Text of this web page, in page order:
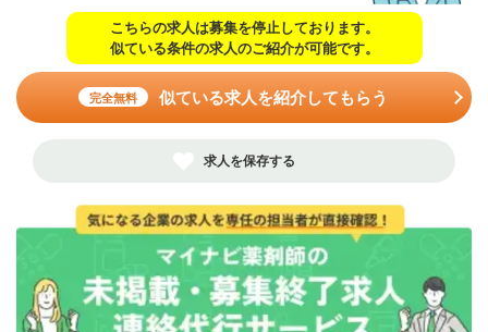
こちらの求人は募集を停止しております。
似ている条件の求人のご紹介が可能です。
完全無料 似ている求人を紹介してもらう
求人を保存する